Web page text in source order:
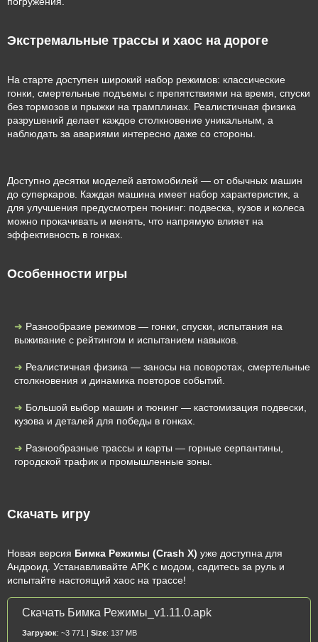
Экстремальные трассы и хаос на дороге
На старте доступен широкий набор режимов: классические
гонки, смертельные подъемы с препятствиями на время, спуски
без тормозов и прыжки на трамплинах. Реалистичная физика
разрушений делает каждое столкновение уникальным, а
наблюдать за авариями интересно даже со стороны.
Доступно десятки моделей автомобилей — от обычных машин
до суперкаров. Каждая машина имеет набор характеристик, а
для улучшения предусмотрен тюнинг: подвеска, кузов и колеса
можно прокачивать и менять, что напрямую влияет на
эффективность в гонках.
Особенности игры
Разнообразие режимов — гонки, спуски, испытания на
выживание с рейтингом и испытанием навыков.
Реалистичная физика — заносы на поворотах, смертельные
столкновения и динамика повторов событий.
Большой выбор машин и тюнинг — кастомизация подвески,
кузова и деталей для победы в гонках.
Разнообразные трассы и карты — горные серпантины,
городской трафик и промышленные зоны.
Скачать игру
Новая версия Бимка Режимы (Crash X) уже доступна для
Андроид. Устанавливайте APK с модом, садитесь за руль и
испытайте настоящий хаос на трассе!
Скачать Бимка Режимы_v1.11.0.apk
Загрузок: ~3 771 | Size: 137 MB